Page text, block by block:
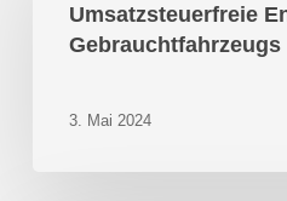
Gebrauchtfahrzeugs
Umsatzsteuerfreie
Gebrauchtfahrzeugs
3. Mai 2024